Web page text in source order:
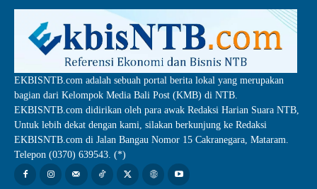
EKBISNTB.com adalah sebuah portal berita lokal yang merupakan
bagian dari Kelompok Media Bali Post (KMB) di NTB.
EKBISNTB.com didirikan oleh para awak Redaksi Harian Suara NTB,
Untuk lebih dekat dengan kami, silakan berkunjung ke Redaksi
EKBISNTB.com di Jalan Bangau Nomor 15 Cakranegara, Mataram.
Telepon (0370) 639543. (*)